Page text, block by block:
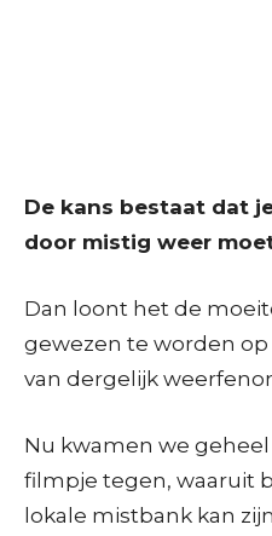
De kans bestaat dat
door mistig weer
Dan loont het de
gewezen te worden
van dergelijk
Nu kwamen we
filmpje tegen, waaruit
lokale mistbank kan